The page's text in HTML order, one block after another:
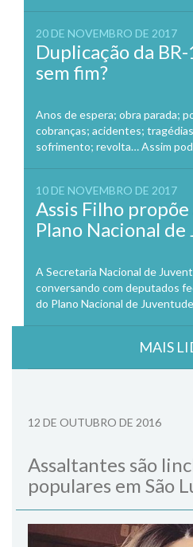
20 DE NOVEMBRO DE 2017
Duplicação da
sem fim?
Anos de espera; obra parada;
cobranças; acidentes;
sofrimento; revolta… Assim
10 DE NOVEMBRO DE 2017
Assis Filho
Plano Nacional
A Secretaria Nacional de
conversando com deputados
do Plano Nacional de
MAIS
12 DE OUTUBRO DE 2016
Assaltantes são
populares em São